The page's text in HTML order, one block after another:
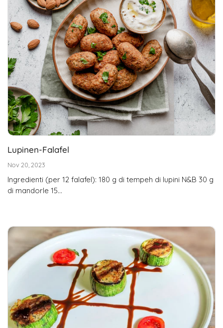
Lupinen-Falafel
Nov 20, 2023
Ingredienti (per 12 falafel): 180 g di tempeh di lupini N&B 30 g
di mandorle 15...